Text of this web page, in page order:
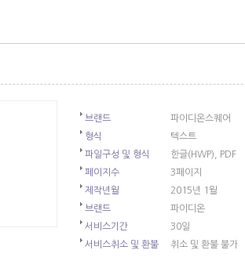
브랜드
파이디온스퀘어
형식
텍스트
파일구성 및 형식
한글(HWP), PDF
페이지수
3페이지
제작년월
2015년 1월
브랜드
파이디온
서비스기간
30일
서비스취소 및 환불
취소 및 환불 불가